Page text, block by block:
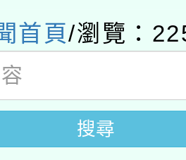
眾」措施，延
宣導
實發金額試算
轉知所屬退休
度教育部國民
平等教育建置
施計畫」一案
理之「115年
實體解謎活動
首頁/瀏覽：
搜尋